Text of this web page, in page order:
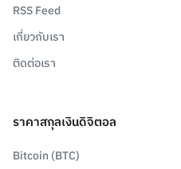
RSS Feed
เกี่ยวกับเรา
ติดต่อเรา
ราคาสกุลเงินดิจิตอล
Bitcoin (BTC)